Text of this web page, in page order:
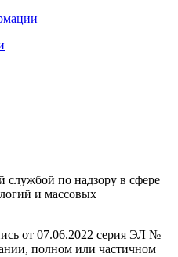
службой по надзору в сфере
и массовых
от 07.06.2022 серия ЭЛ №
полном или частичном